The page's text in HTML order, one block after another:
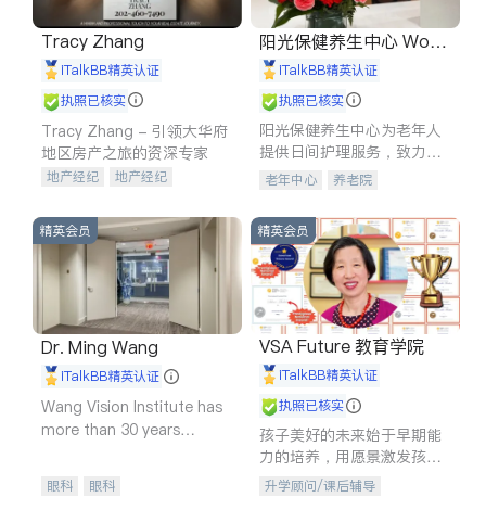
Tracy Zhang
iTalkBB精英认证
执照已核实
Tracy Zhang - 引领大华府
地区房产之旅的资深专家
地产经纪
地产经纪
商铺租售
开发商建商
阳光保健养生中心 World
shine
iTalkBB精英认证
执照已核实
阳光保健养生中心为老年人
提供日间护理服务，致力于
通过持续的护理创新来有效
老年中心 养老院
精英会员
Dr. Ming Wang
iTalkBB精英认证
Wang Vision Institute has
more than 30 years
眼科 眼科
精英会员
VSA Future 教育学院
iTalkBB精英认证
执照已核实
孩子美好的未来始于早期能
力的培养，用愿景激发孩子
的学习潜力和动力。理念：
升学顾问/课后辅导